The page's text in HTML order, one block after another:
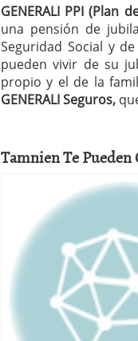
GENERALI PPI (Plan
una pensión de
Seguridad Social y
pueden vivir de su
propio y el de la
GENERALI Seguros,
Tamnien Te Pueden